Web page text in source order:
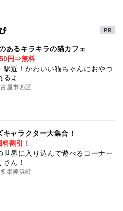
０００円
あるキラキラの猫カフェ
円⇒無料
駅近！かわいい猫ちゃんにおやつ
るよ
屋市西区
ャラクター大集合！
割引！
世界に入り込んで遊べるコーナー
さん！
郡美浜町